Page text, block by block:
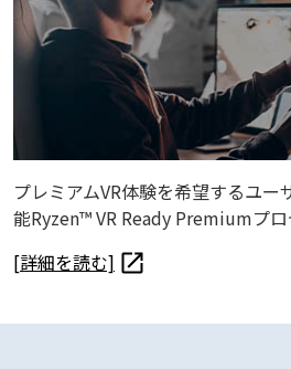
プレミアムVR体験を希望するユー
能Ryzen™ VR Ready Premiumプロ
[詳細を読む]